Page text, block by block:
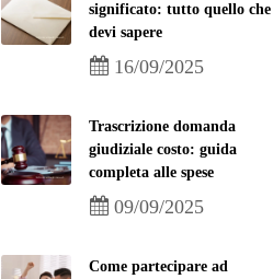
significato: tutto quello che
devi sapere
16/09/2025
Trascrizione domanda
giudiziale costo: guida
completa alle spese
09/09/2025
Come partecipare ad